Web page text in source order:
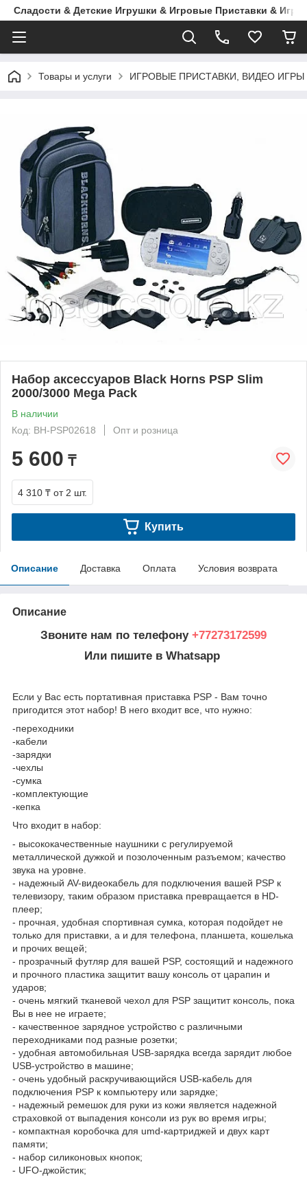
Сладости & Детские Игрушки & Игровые Приставки & Игры
Товары и услуги ИГРОВЫЕ ПРИСТАВКИ, ВИДЕО
Набор аксессуаров Black Horns PSP Slim
2000/3000 Mega Pack
В наличии
Код: BH-PSP02618
Опт и розница
5 600 ₸
4 310 ₸ от 2 шт.
Купить
Описание Доставка Оплата Условия возврата
Описание
Звоните нам по телефону +77273172599
Или пишите в Whatsapp
Если у Вас есть портативная приставка PSP - Вам точно
пригодится этот набор! В него входит все, что нужно:
-переходники
-кабели
-зарядки
-чехлы
-сумка
-комплектующие
-кепка
Что входит в набор:
- высококачественные наушники с регулируемой
металлической дужкой и позолоченным разъемом; качество
звука на уровне.
- надежный AV-видеокабель для подключения вашей PSP к
телевизору, таким образом приставка превращается в HD-
плеер;
- прочная, удобная спортивная сумка, которая подойдет не
только для приставки, а и для телефона, планшета, кошелька
и прочих вещей;
- прозрачный футляр для вашей PSP, состоящий и надежного
и прочного пластика защитит вашу консоль от царапин и
ударов;
- очень мягкий тканевой чехол для PSP защитит консоль, пока
Вы в нее не играете;
- качественное зарядное устройство с различными
переходниками под разные розетки;
- удобная автомобильная USB-зарядка всегда зарядит любое
USB-устройство в машине;
- очень удобный раскручивающийся USB-кабель для
подключения PSP к компьютеру или зарядке;
- надежный ремешок для руки из кожи является надежной
страховкой от выпадения консоли из рук во время игры;
- компактная коробочка для umd-картриджей и двух карт
памяти;
- набор силиконовых кнопок;
- UFO-джойстик;